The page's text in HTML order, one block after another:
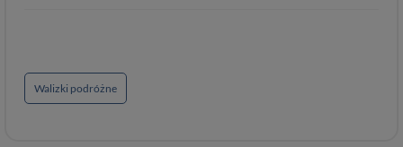
Walizki podróżne